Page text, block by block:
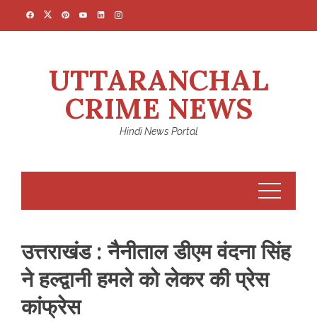
UTTARANCHAL
CRIME NEWS
Hindi News Portal
उत्तराखंड : नैनीताल डीएम वंदना सिंह
ने हल्द्वानी हमले को लेकर की प्रेस
कांफ्रेस